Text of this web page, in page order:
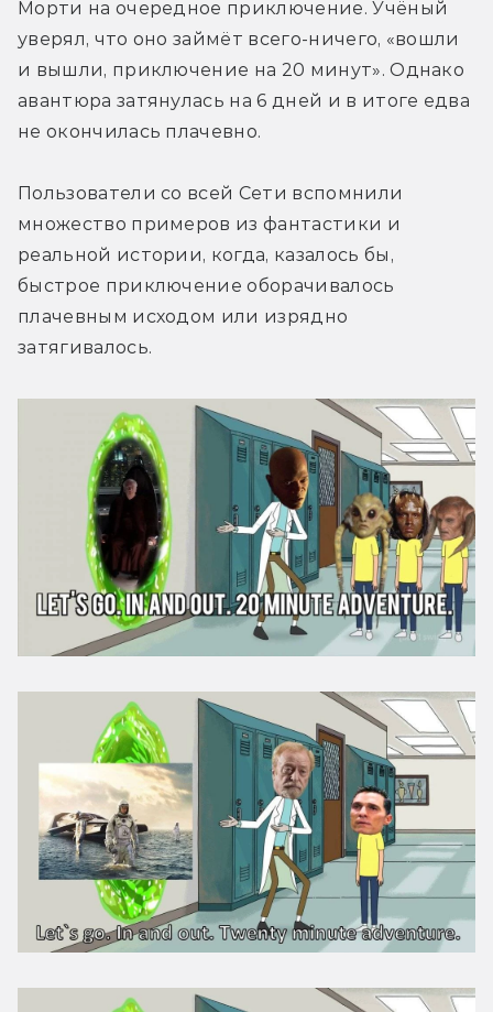
Морти на очередное приключение. Учёный
уверял, что оно займёт всего-ничего, «вошли
и вышли, приключение на 20 минут». Однако
авантюра затянулась на 6 дней и в итоге едва
не окончилась плачевно.
Пользователи со всей Сети вспомнили
множество примеров из фантастики и
реальной истории, когда, казалось бы,
быстрое приключение оборачивалось
плачевным исходом или изрядно
затягивалось.